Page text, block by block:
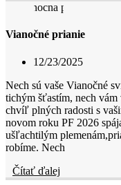
Vianočné prianie
12/23/2025
Nech sú vaše Vianočné
tichým šťastím, nech
chvíľ plných radosti s
novom roku PF 2026
ušľachtilým
robíme. Nech
Čítať ďalej